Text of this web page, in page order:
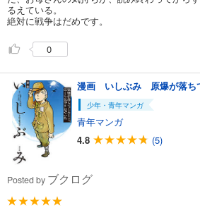
るえている。
絶対に戦争はだめです。
0
少年・青年マンガ
青年マンガ
4.8
(5)
Posted by ブクログ